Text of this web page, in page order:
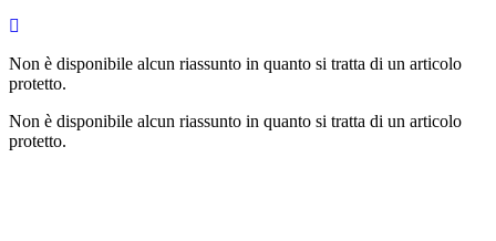
Non è disponibile alcun riassunto in quanto si tratta di un articolo
protetto.
Non è disponibile alcun riassunto in quanto si tratta di un articolo
protetto.